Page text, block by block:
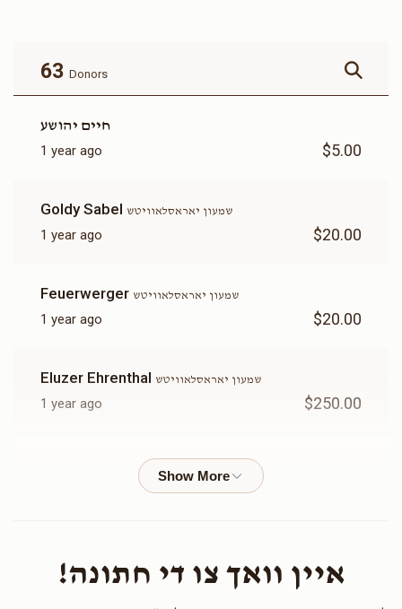
לייב קופטשיק
$369 12
$250
Donated
$1,800
Donors
Goal
63 Donors
חיים יהושע
1 year ago $5.00
Goldy Sabel שמעון יאראסלאוויטש
1 year ago $20.00
Feuerwerger שמעון יאראסלאוויטש
1 year ago $20.00
Eluzer Ehrenthal שמעון יאראסלאוויטש
1 year ago $250.00
Kenneth Mayerשמואל יודא מאיר יאראסלאוויטש
1 year ago $100.00
איין וואך צו די חתונה!